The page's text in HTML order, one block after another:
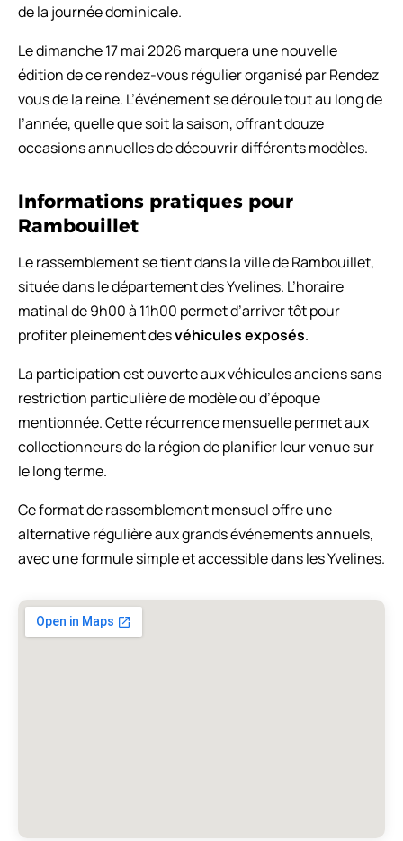
de la journée dominicale.
Le dimanche 17 mai 2026 marquera une nouvelle
édition de ce rendez-vous régulier organisé par Rendez
vous de la reine. L’événement se déroule tout au long de
l’année, quelle que soit la saison, offrant douze
occasions annuelles de découvrir différents modèles.
Informations pratiques pour
Rambouillet
Le rassemblement se tient dans la ville de Rambouillet,
située dans le département des Yvelines. L’horaire
matinal de 9h00 à 11h00 permet d’arriver tôt pour
profiter pleinement desvéhicules exposés.
La participation est ouverte aux véhicules anciens sans
restriction particulière de modèle ou d’époque
mentionnée. Cette récurrence mensuelle permet aux
collectionneurs de la région de planifier leur venue sur
le long terme.
Ce format de rassemblement mensuel offre une
alternative régulière aux grands événements annuels,
avec une formule simple et accessible dans les Yvelines.